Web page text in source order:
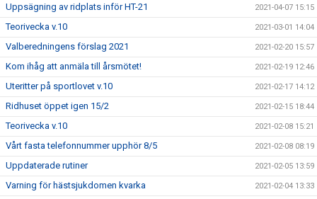
Uppsägning av ridplats inför HT-21 2021-04-07 15:15
Teorivecka v.10 2021-03-01 14:04
Valberedningens förslag 2021 2021-02-20 15:57
Kom ihåg att anmäla till årsmötet! 2021-02-19 12:46
Uteritter på sportlovet v.10 2021-02-17 14:12
Ridhuset öppet igen 15/2 2021-02-15 18:44
Teorivecka v.10 2021-02-08 15:21
Vårt fasta telefonnummer upphör 8/5 2021-02-08 08:19
Uppdaterade rutiner 2021-02-05 13:59
Varning för hästsjukdomen kvarka 2021-02-04 13:33